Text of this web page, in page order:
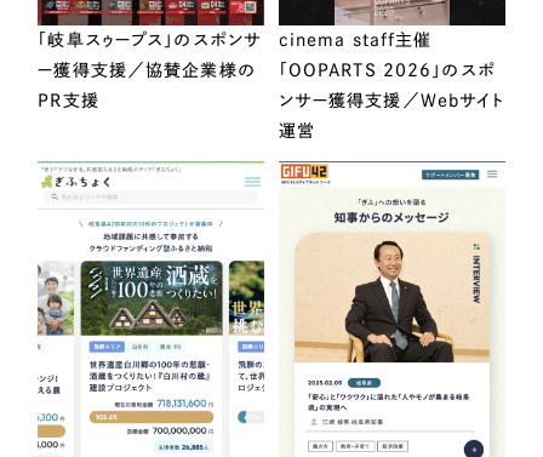
「岐阜スゥープス」のスポンサ
ー獲得支援／協賛企業様の
PR支援
cinema staff主催
「OOPARTS 2026」のスポ
ンサー獲得支援／Webサイト
運営